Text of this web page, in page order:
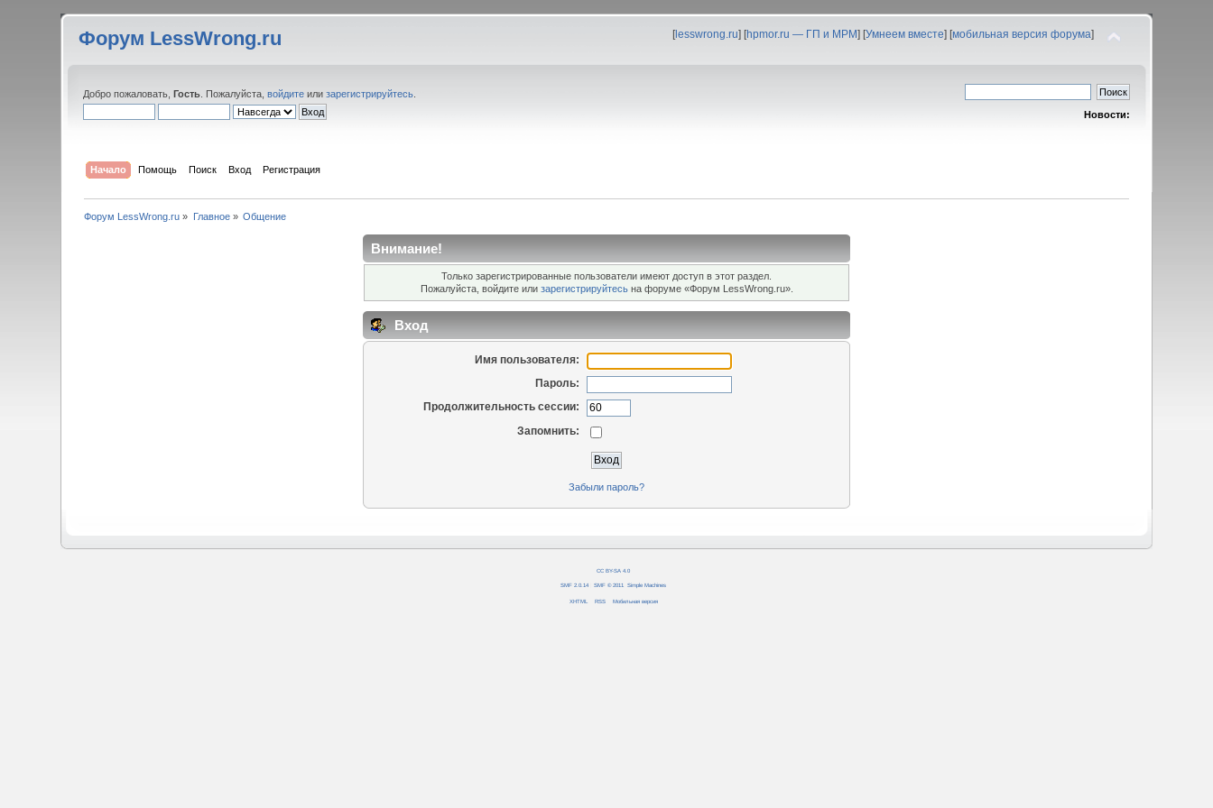
Форум LessWrong.ru [lesswrong.ru] [hpmor.ru — ГП и МРМ] [Умнеем вместе] [мобильная версия форума]
Добро пожаловать,Гость . Пожалуйста,войдите илизарегистрируйтесь
Новости:
Начало Помощь Поиск Вход Регистрация
Форум LessWrong.ru » Главное» Общение
Внимание!
Только зарегистрированные пользователи имеют доступ в этот раздел.
Пожалуйста, войдите или зарегистрируйтесьна форуме «Форум LessWrong.ru».
Вход
Имя пользователя:
Пароль:
Продолжительность сессии:
Запомнить:
Забыли пароль?
CC BY-SA 4.0
SMF 2.0.14 SMF © 2011 Simple Machines
XHTML RSS Мобильная версия